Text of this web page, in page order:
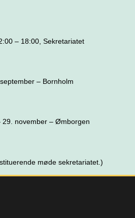
– 18:00, Sekretariatet
– Bornholm
29. november – Ømborgen
møde sekretariatet.)